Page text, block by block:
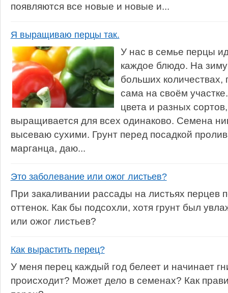
появляются все новые и новые и...
Я выращиваю перцы так.
У нас в семье перцы
каждое блюдо. На
больших
сама на своём
цвета и разных
выращивается для всех одинаково. Семена
высеваю сухими. Грунт перед посадкой
марганца, даю...
Это заболевание или ожог листьев?
При закаливании рассады на листьях перцев
оттенок. Как бы подсохли, хотя грунт был
или ожог листьев?
Как вырастить перец?
У меня перец каждый год белеет и начинает
происходит? Может дело в семенах? Как